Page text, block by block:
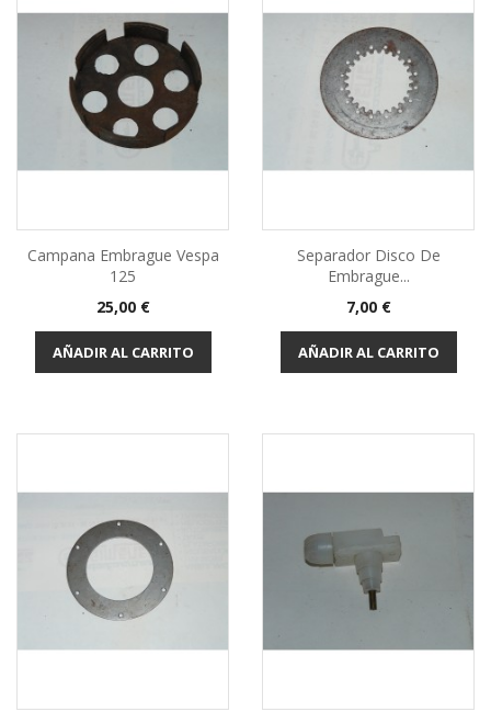
Campana Embrague Vespa
125
Precio
25,00 €
AÑADIR AL CARRITO
Separador Disco De
Embrague...
Precio
7,00 €
AÑADIR AL CARRITO